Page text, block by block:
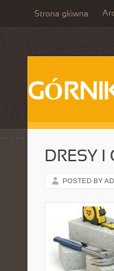
Strona główna
DRESY I
POSTED BY